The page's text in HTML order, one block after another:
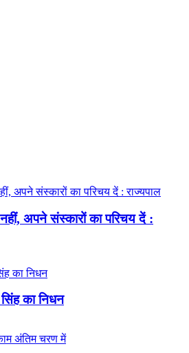
अपने संस्कारों का परिचय दें :
का निधन